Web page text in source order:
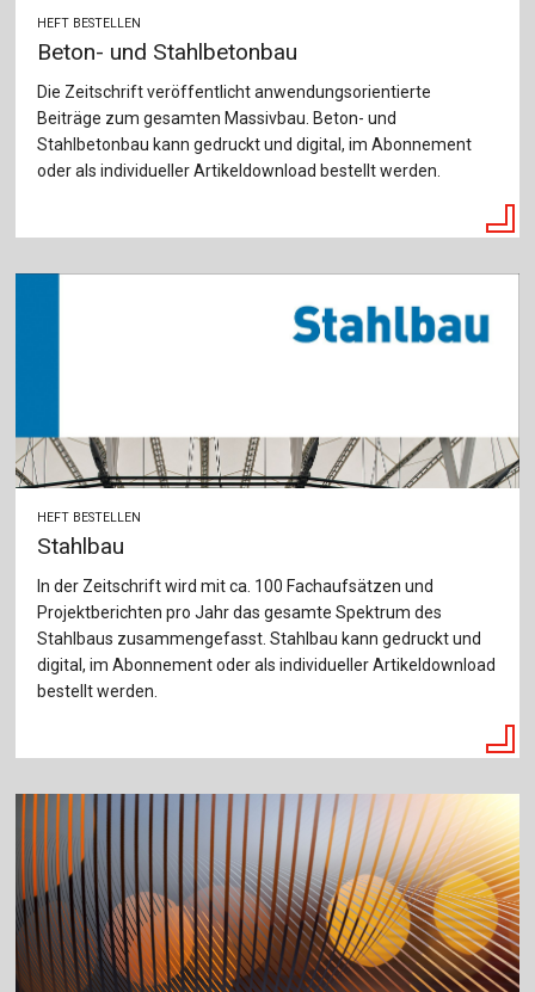
HEFT BESTELLEN
Beton- und Stahlbetonbau
Die Zeitschrift veröffentlicht anwendungsorientierte
Beiträge zum gesamten Massivbau. Beton- und
Stahlbetonbau kann gedruckt und digital, im Abonnement
oder als individueller Artikeldownload bestellt werden.
HEFT BESTELLEN
Stahlbau
In der Zeitschrift wird mit ca. 100 Fachaufsätzen und
Projektberichten pro Jahr das gesamte Spektrum des
Stahlbaus zusammengefasst. Stahlbau kann gedruckt und
digital, im Abonnement oder als individueller Artikeldownload
bestellt werden.